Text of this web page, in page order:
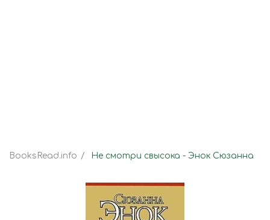
BooksRead.info Не смотри свысока - Энок Сюзанна